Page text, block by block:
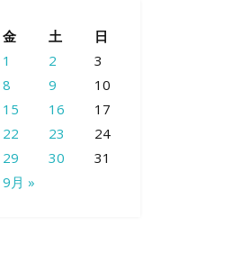
金 土 日
9月 »
1 2
3
8 9
10
15 16
17
22 23
24
29 30 31